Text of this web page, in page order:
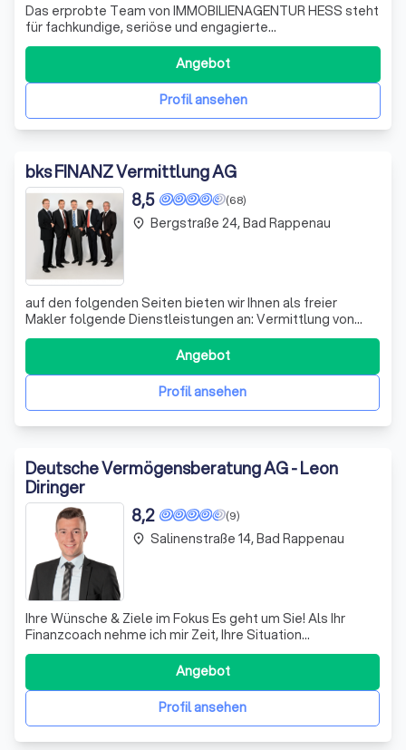
Das erprobte Team von IMMOBILIENAGENTUR HESS steht
für fachkundige, seriöse und engagierte
Vermittlungsarbeit. Wir führen Verkäufer und Käufer,
Vermieter und Mieter zusammen - zum Wohle aller
Beteiligten. Hinter dem Gründer, Stanley Hess, steht ein
Team aus erfahrenen und qualifizierten Immobiliene
Profil ansehen
Angebot
bks FINANZ Vermittlung AG
(68)
8,5
auf den folgenden Seiten bieten wir Ihnen als freier
Makler folgende Dienstleistungen an: Vermittlung von
Versicherungen, Bausparverträgen,
Immobilienfinanzierungen, Leasingmodellen,
Privatkrediten, Immobilien.
Profil ansehen
Angebot
place Bergstraße 24, Bad Rappenau
Deutsche Vermögensberatung AG - Leon
Diringer
(9)
8,2
Ihre Wünsche & Ziele im Fokus Es geht um Sie! Als Ihr
Finanzcoach nehme ich mir Zeit, Ihre Situation
kennenzulernen und zu verstehen, was Sie erreichen
möchten. Und dann mit Ihnen gemeinsam das möglich zu
machen, was möglich ist. Professionelle
Konzeptberatung Sparen, Geldanlage, Versicheru
Profil ansehen
Angebot
place Salinenstraße 14, Bad Rappenau